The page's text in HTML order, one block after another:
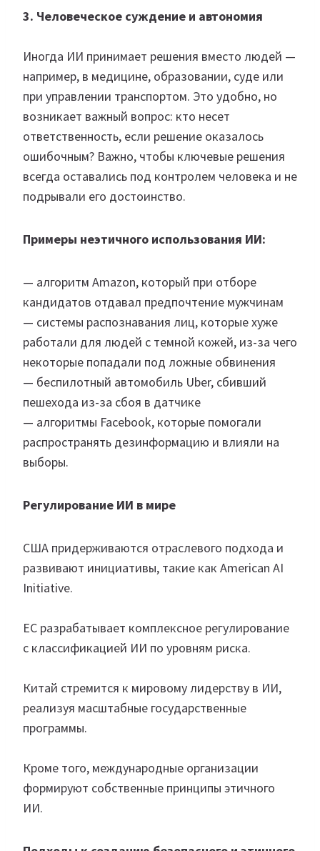
3. Человеческое суждение и автономия
Иногда ИИ принимает решения вместо людей —
например, в медицине, образовании, суде или
при управлении транспортом. Это удобно, но
возникает важный вопрос: кто несет
ответственность, если решение оказалось
ошибочным? Важно, чтобы ключевые решения
всегда оставались под контролем человека и не
подрывали его достоинство.
Примеры неэтичного использования ИИ:
— алгоритм Amazon, который при отборе
кандидатов отдавал предпочтение мужчинам
— системы распознавания лиц, которые хуже
работали для людей с темной кожей, из-за чего
некоторые попадали под ложные обвинения
— беспилотный автомобиль Uber, сбивший
пешехода из-за сбоя в датчике
— алгоритмы Facebook, которые помогали
распространять дезинформацию и влияли на
выборы.
Регулирование ИИ в мире
США придерживаются отраслевого подхода и
развивают инициативы, такие как American AI
Initiative.
ЕС разрабатывает комплексное регулирование
с классификацией ИИ по уровням риска.
Китай стремится к мировому лидерству в ИИ,
реализуя масштабные государственные
программы.
Кроме того, международные организации
формируют собственные принципы этичного
ИИ.